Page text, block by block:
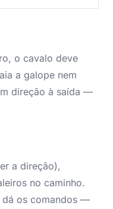
o cavalo deve
a galope nem
direção à saída —
a direção),
no caminho.
dá os comandos —